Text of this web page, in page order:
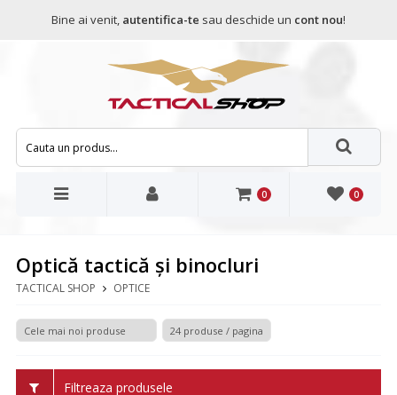
Bine ai venit, autentifica-te sau deschide un cont nou!
0 0
Optică tactică și binocluri
TACTICAL SHOP OPTICE
Filtreaza produsele